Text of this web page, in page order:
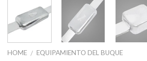
HOME / EQUIPAMIENTO DEL BUQUE